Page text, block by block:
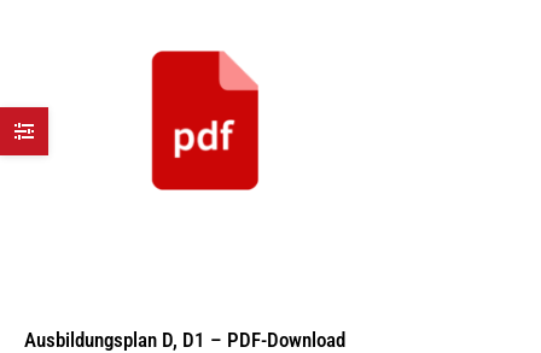
Ausbildungsplan D, D1 – PDF-Download